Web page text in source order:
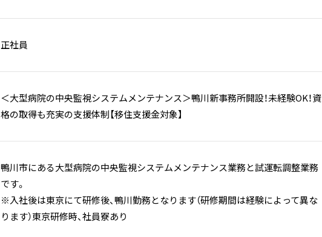
正社員
＜大型病院の中央監視システムメンテナンス＞鴨川新事務所開設！未経験OK！資
格の取得も充実の支援体制【移住支援金対象】
鴨川市にある大型病院の中央監視システムメンテナンス業務と試運転調整業務
です。
※入社後は東京にて研修後、鴨川勤務となります（研修期間は経験によって異な
ります）東京研修時、社員寮あり